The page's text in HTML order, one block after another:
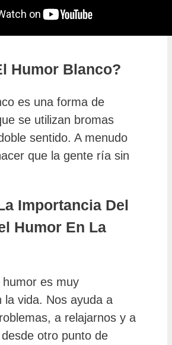
Humor Blanco?
es una forma de
se utilizan bromas
sentido. A menudo
que la gente ría sin
Importancia Del
Humor En La
es muy
la vida. Nos ayuda a
a relajarnos y a
otro punto de